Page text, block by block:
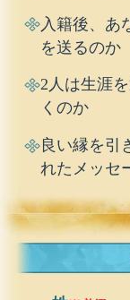
入籍後、あ
を送るのか
2人は生涯
くのか
良い縁を引
れたメッセ